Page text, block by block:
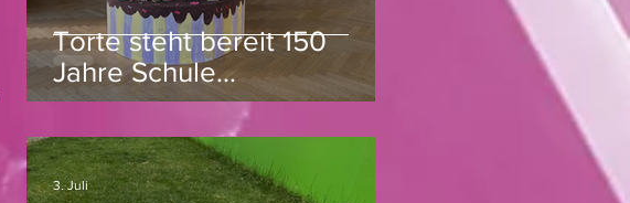
Torte steht bereit 150
Jahre Schule
Schanzengraben
3. Juli